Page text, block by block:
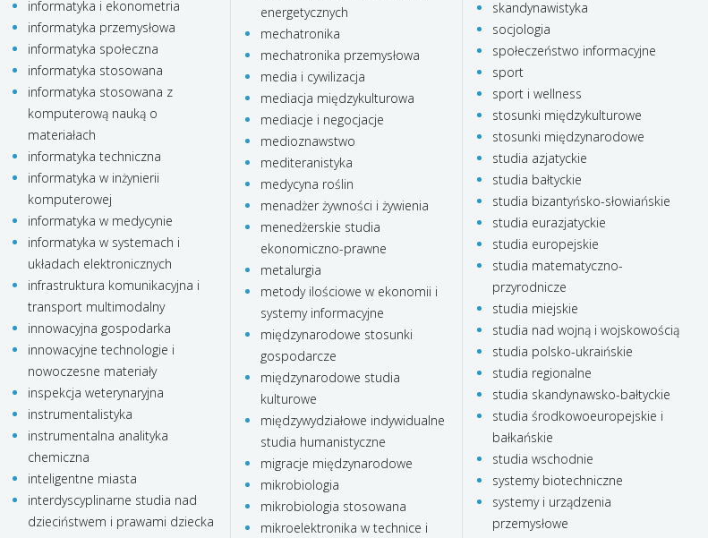
informatyka i ekonometria
informatyka przemysłowa
informatyka społeczna
informatyka stosowana
informatyka stosowana z
komputerową nauką o
materiałach
informatyka techniczna
informatyka w inżynierii
komputerowej
informatyka w medycynie
informatyka w systemach i
układach elektronicznych
infrastruktura komunikacyjna i
transport multimodalny
innowacyjna gospodarka
innowacyjne technologie i
nowoczesne materiały
inspekcja weterynaryjna
instrumentalistyka
instrumentalna analityka
chemiczna
inteligentne miasta
interdyscyplinarne studia nad
dzieciństwem i prawami dziecka
energetycznych
mechatronika
mechatronika przemysłowa
media i cywilizacja
mediacja międzykulturowa
mediacje i negocjacje
medioznawstwo
mediteranistyka
medycyna roślin
menadżer żywności i żywienia
menedżerskie studia
ekonomiczno-prawne
metalurgia
metody ilościowe w ekonomii i
systemy informacyjne
międzynarodowe stosunki
gospodarcze
międzynarodowe studia
kulturowe
międzywydziałowe indywidualne
studia humanistyczne
migracje międzynarodowe
mikrobiologia
mikrobiologia stosowana
mikroelektronika w technice i
skandynawistyka
socjologia
społeczeństwo informacyjne
sport
sport i wellness
stosunki międzykulturowe
stosunki międzynarodowe
studia azjatyckie
studia bałtyckie
studia bizantyńsko-słowiańskie
studia eurazjatyckie
studia europejskie
studia matematyczno-
przyrodnicze
studia miejskie
studia nad wojną i wojskowością
studia polsko-ukraińskie
studia regionalne
studia skandynawsko-bałtyckie
studia środkowoeuropejskie i
bałkańskie
studia wschodnie
systemy biotechniczne
systemy i urządzenia
przemysłowe